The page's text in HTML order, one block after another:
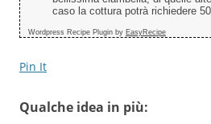
caso la cottura potrà richiedere
Wordpress Recipe Plugin by EasyRecipe
Pin It
Qualche idea in più: